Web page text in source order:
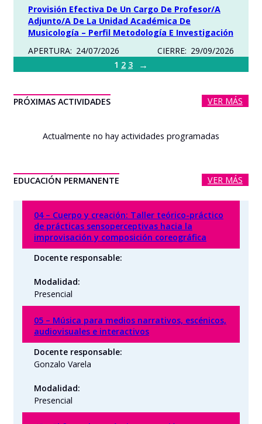
Provisión Efectiva De Un Cargo De Profesor/a
Adjunto/a De La Unidad Académica De
Musicología – Perfil Metodología E Investigación
APERTURA: 24/07/2026 CIERRE: 29/09/2026
1 2 3 →
PRÓXIMAS ACTIVIDADES VER MÁS
Actualmente no hay actividades programadas
EDUCACIÓN PERMANENTE VER MÁS
04 – Cuerpo y creación: Taller teórico-práctico
de prácticas sensoperceptivas hacia la
improvisación y composición coreográfica
Docente responsable:
Modalidad:
Presencial
05 – Música para medios narrativos, escénicos,
audiovisuales e interactivos
Docente responsable:
Gonzalo Varela
Modalidad:
Presencial